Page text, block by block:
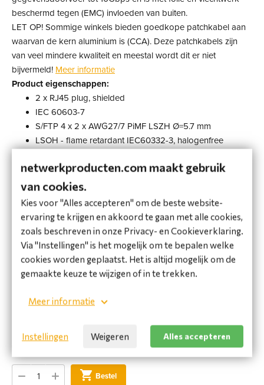
beschermd tegen (EMC) invloeden van buiten.
LET OP! Sommige winkels bieden goedkope patchkabel aan
waarvan de kern aluminium is (CCA). Deze patchkabels zijn
van veel mindere kwaliteit en meestal wordt dit er niet
bijvermeld! Meer informatie
Product eigenschappen:
2 x RJ45 plug, shielded
IEC 60603-7
S/FTP 4 x 2 x AWG27/7 PiMF LSZH Ø=5.7 mm
LSOH - flame retardant IEC60332-3, halogenfree
Mounted strain relief with latch protection
Bijbehorende kabel detector Art.-No. 058906 (niet bij
geleverd)
Pin assignment 1:1 with blinking plugs for monitoring
Mantel: FRNC according IEC60332-3 PIMF+Braiding
>65% covering
Toepassingen:IEEE 802.3; 10Base-T; 100Base-T;
1000Base-T; 10GBase-T; IEEE802.5; 16 MB; ISDN; FDDI;
Phone Specifications: Jacket FRNC: IEC60332-3; IEC
€ 9,91 incl. BTW
Bestel
netwerkproducten.com maakt gebruik
van cookies.
Kies voor "Alles accepteren" om de beste website-
ervaring te krijgen en akkoord te gaan met alle cookies,
zoals beschreven in onze Privacy- en Cookieverklaring.
Via "Instellingen" is het mogelijk om te bepalen welke
cookies worden geplaatst. Het is altijd mogelijk om de
gemaakte keuze te wijzigen of in te trekken.
Meer informatie
Instellingen Weigeren Alles accepteren